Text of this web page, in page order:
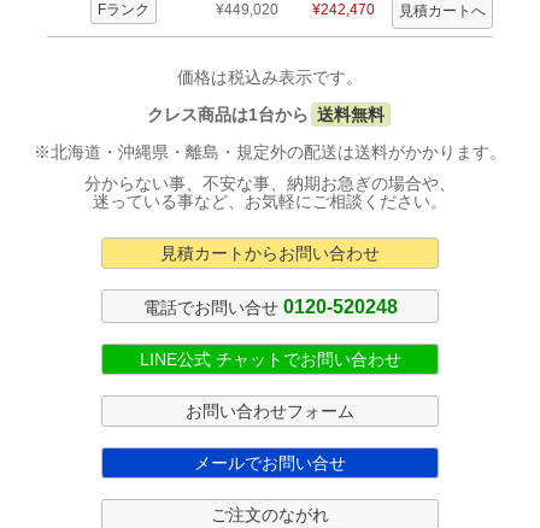
Fランク ¥449,020 ¥242,470
価格は税込み表示です。
クレス商品は1台から 送料無料
※北海道・沖縄県・離島・規定外の配送は送料がかかります。
分からない事、不安な事、納期お急ぎの場合や、
迷っている事など、お気軽にご相談ください。
見積カートからお問い合わせ
電話でお問い合せ 0120-520248
LINE公式 チャットでお問い合わせ
お問い合わせフォーム
メールでお問い合せ
ご注文のながれ